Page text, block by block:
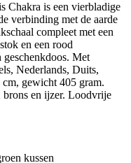
Chakra is een vierbladige
verbinding met de aarde
compleet met een
en een rood
geschenkdoos. Met
Nederlands, Duits,
cm, gewicht 405 gram.
brons en ijzer. Loodvrije